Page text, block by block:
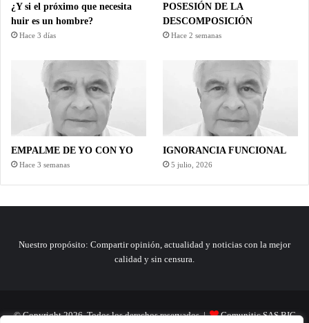
¿Y si el próximo que necesita
huir es un hombre?
Hace 3 días
POSESIÓN DE LA
DESCOMPOSICIÓN
Hace 2 semanas
EMPALME DE YO CON YO
Hace 3 semanas
IGNORANCIA FUNCIONAL
5 julio, 2026
Nuestro propósito: Compartir opinión, actualidad y noticias con la mejor
calidad y sin censura.
© Copyright 2026, Todos los derechos reservados | Comunitic SAS BIC